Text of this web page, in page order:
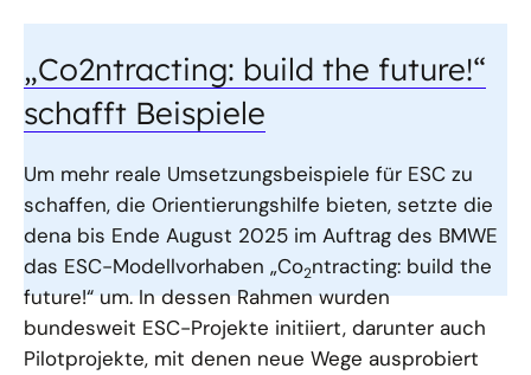
„Co2ntracting: build the future!“
schafft Beispiele
Um mehr reale Umsetzungsbeispiele für ESC zu
schaffen, die Orientierungshilfe bieten, setzte die
dena bis Ende August 2025 im Auftrag des BMWE
das ESC-Modellvorhaben „Co2ntracting: build the
future!“ um. In dessen Rahmen wurden
bundesweit ESC-Projekte initiiert, darunter auch
Pilotprojekte, mit denen neue Wege ausprobiert